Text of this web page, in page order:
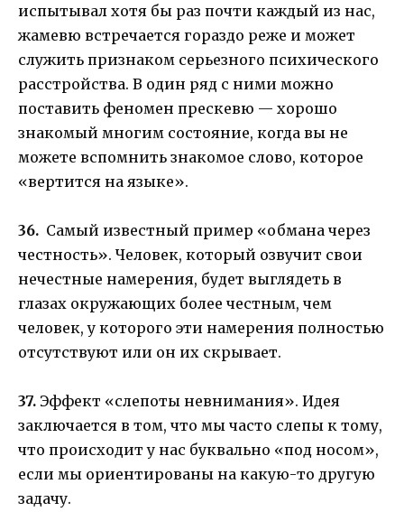
испытывал хотя бы раз почти каждый из нас,
жамевю встречается гораздо реже и может
служить признаком серьезного психического
расстройства. В один ряд с ними можно
поставить феномен прескевю — хорошо
знакомый многим состояние, когда вы не
можете вспомнить знакомое слово, которое
«вертится на языке».
36. Самый известный пример «обмана через
честность». Человек, который озвучит свои
нечестные намерения, будет выглядеть в
глазах окружающих более честным, чем
человек, у которого эти намерения полностью
отсутствуют или он их скрывает.
37. Эффект «слепоты невнимания». Идея
заключается в том, что мы часто слепы к тому,
что происходит у нас буквально «под носом»,
если мы ориентированы на какую-то другую
задачу.